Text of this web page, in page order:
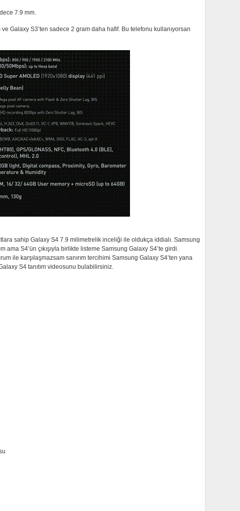
7.9 mm.
Galaxy S3’ten sadece 2 gram daha hafif. Bu telefonu kullanıyorsan
sahip Galaxy S4 7.9 milimetrelik inceliği ile oldukça iddialı. Samsung
ama S4’ün çıkışıyla birlikte listeme Samsung Galaxy S4’te girdi.
ile karşılaşmazsam sanırım tercihimi Samsung Galaxy S4’ten yana
S4 tanıtım videosunu bulabilirsiniz.